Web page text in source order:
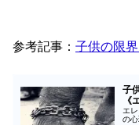
参考記事： 子供の限
子
《
エ
の